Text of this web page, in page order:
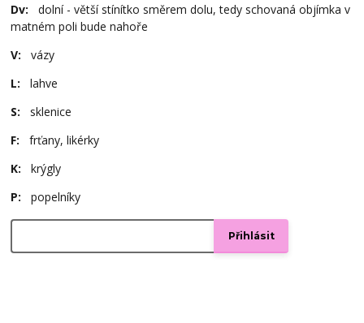
Dv:
dolní - větší stínítko směrem dolu, tedy schovaná objímka v
matném poli bude nahoře
V: vázy
L:
lahve
S: sklenice
F:
frťany, likérky
K:
krýgly
P: popelníky